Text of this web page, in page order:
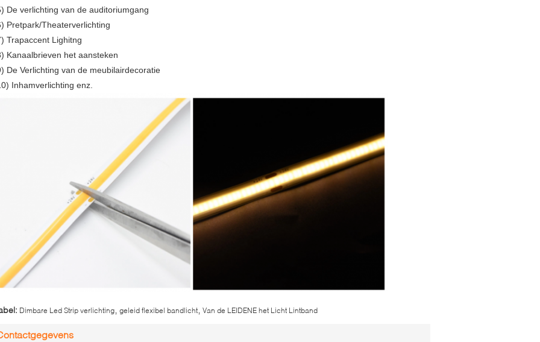
De verlichting van de auditoriumgang
Pretpark/Theaterverlichting
Trapaccent Lighitng
Kanaalbrieven het aansteken
De Verlichting van de meubilairdecoratie
Inhamverlichting enz.
Dimbare Led Strip verlichting geleid flexibel bandlicht Van de LEIDENE het Licht Lintband